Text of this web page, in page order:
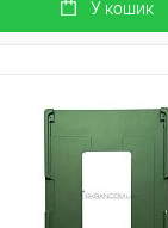
У кошик